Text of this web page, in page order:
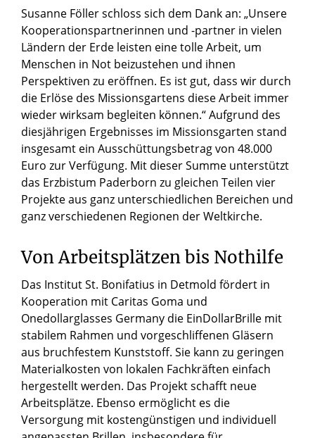
Susanne Föller schloss sich dem Dank an: „Unsere
Kooperationspartnerinnen und -partner in vielen
Ländern der Erde leisten eine tolle Arbeit, um
Menschen in Not beizustehen und ihnen
Perspektiven zu eröffnen. Es ist gut, dass wir durch
die Erlöse des Missionsgartens diese Arbeit immer
wieder wirksam begleiten können.“ Aufgrund des
diesjährigen Ergebnisses im Missionsgarten stand
insgesamt ein Ausschüttungsbetrag von 48.000
Euro zur Verfügung. Mit dieser Summe unterstützt
das Erzbistum Paderborn zu gleichen Teilen vier
Projekte aus ganz unterschiedlichen Bereichen und
ganz verschiedenen Regionen der Weltkirche.
Von Arbeitsplätzen bis Nothilfe
Das Institut St. Bonifatius in Detmold fördert in
Kooperation mit Caritas Goma und
Onedollarglasses Germany die EinDollarBrille mit
stabilem Rahmen und vorgeschliffenen Gläsern
aus bruchfestem Kunststoff. Sie kann zu geringen
Materialkosten von lokalen Fachkräften einfach
hergestellt werden. Das Projekt schafft neue
Arbeitsplätze. Ebenso ermöglicht es die
Versorgung mit kostengünstigen und individuell